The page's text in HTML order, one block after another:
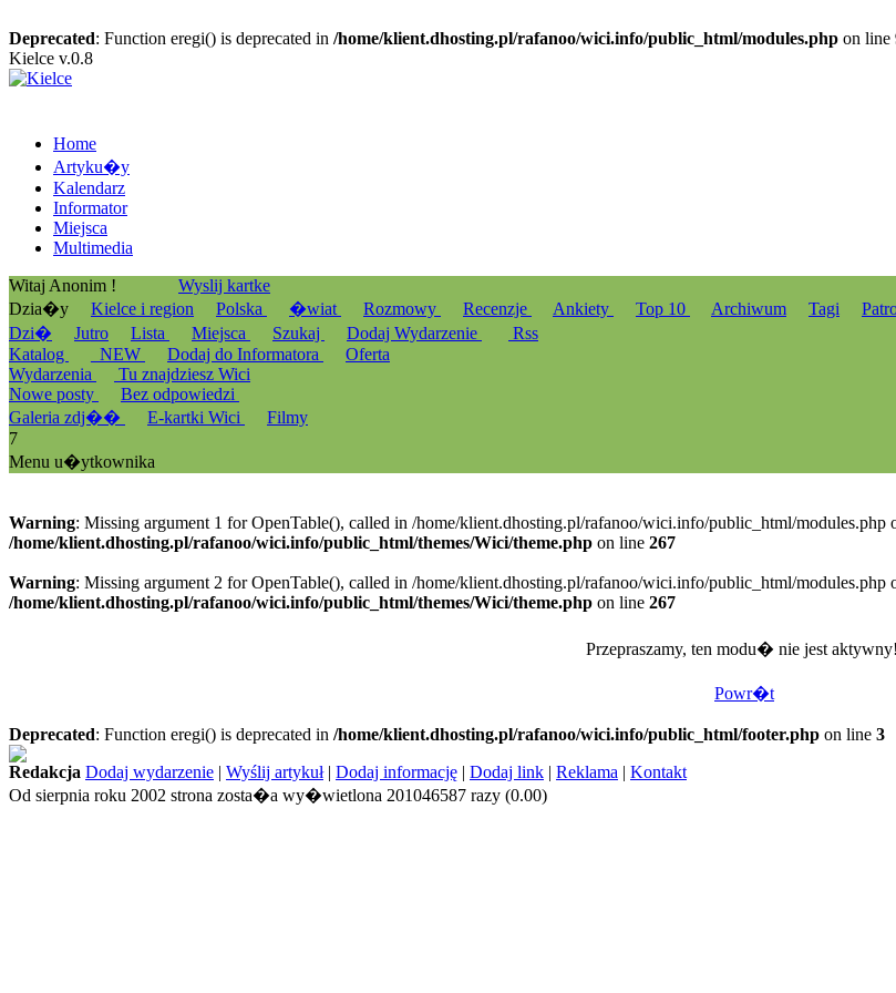
Deprecated: Function eregi() is deprecated in /home/klient.dhosting.pl/rafanoo/wici.info/public_html/modules.php on line
Kielce v.0.8
Home
Artyku�y
Kalendarz
Informator
Miejsca
Multimedia
Witaj Anonim !
Wyslij kartke
Dzia�y
Kielce i region Polska �wiat Rozmowy Recenzje Ankiety Top 10 Archiwum Tagi
Dzi�
Jutro Lista Miejsca Szukaj Dodaj Wydarzenie
Rss
Katalog
_NEW Dodaj do Informatora
Oferta
Wydarzenia
Tu znajdziesz Wici
Nowe posty
Bez odpowiedzi
Galeria zdj��
E-kartki Wici
Filmy
7
Menu u�ytkownika
Warning: Missing argument 1 for OpenTable(), called in /home/klient.dhosting.pl/rafanoo/wici.info/public_html/modules.php
/home/klient.dhosting.pl/rafanoo/wici.info/public_html/themes/Wici/theme.php on line 267
Warning: Missing argument 2 for OpenTable(), called in /home/klient.dhosting.pl/rafanoo/wici.info/public_html/modules.php
/home/klient.dhosting.pl/rafanoo/wici.info/public_html/themes/Wici/theme.php on line 267
Przepraszamy, ten modu� nie jest
Powr�t
Deprecated: Function eregi() is deprecated in /home/klient.dhosting.pl/rafanoo/wici.info/public_html/footer.php on line 3
Redakcja Dodaj wydarzenie | Wyślij artykuł| Dodaj informację | Dodaj link | Reklama | Kontakt
Od sierpnia roku 2002 strona zosta�a wy�wietlona 201046587 razy (0.00)